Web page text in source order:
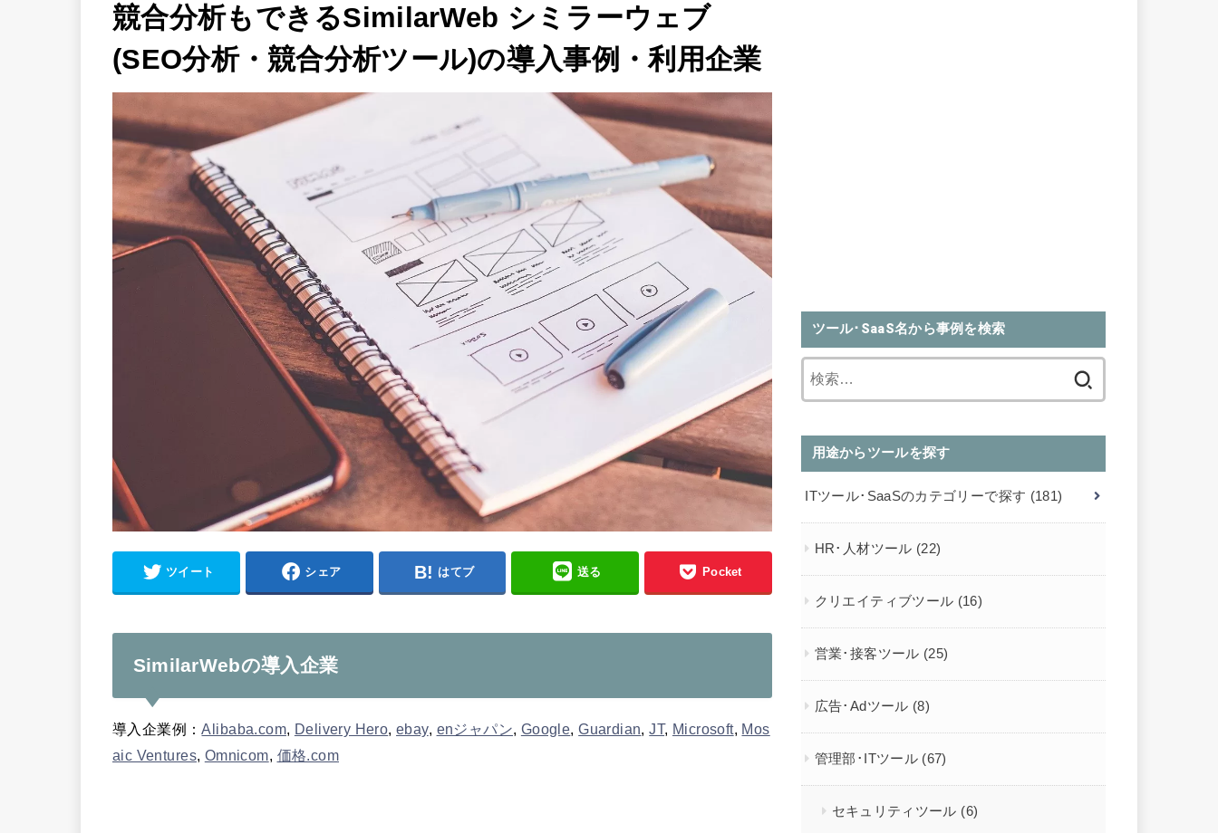
競合分析もできるSimilarWeb シミラーウェブ
(SEO分析・競合分析ツール)の導入事例・利用企業
ツイート シェア はてブ 送る Pocket
SimilarWebの導入企業
導入企業例：Alibaba.com, Delivery Hero,ebay, enジャパン, Google,Guardian,JT, Microsoft, Mos
aic Ventures, Omnicom, 価格.com
ツール･SaaS名から事例を検索
用途からツールを探す
ITツール･SaaSのカテゴリーで探す (181)
HR･人材ツール (22)
クリエイティブツール (16)
営業･接客ツール (25)
広告･Adツール (8)
管理部･ITツール (67)
セキュリティツール (6)